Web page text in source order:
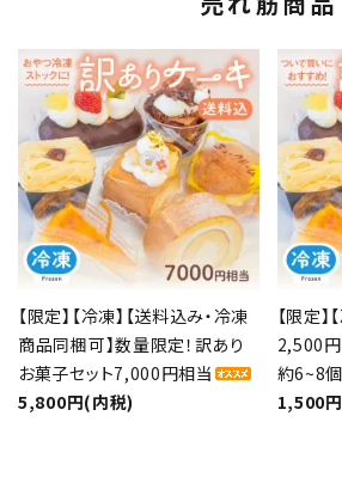
【限定】【冷凍】【送料込み・冷凍
商品同梱可】数量限定！訳あり
お菓子セット7,000円相当
5,800円(内税)
【限定
2,500
約6~8
1,500